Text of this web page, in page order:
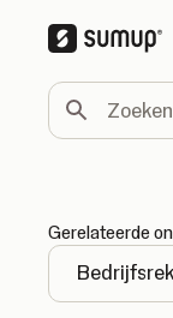
Zoeken
Gerelateerde